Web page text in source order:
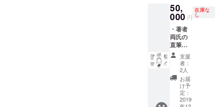
送する
予定で
す）。
前をク
レジッ
トいた
します
（掲載
順は、
順不同
となり
ます。
必ず備
考欄に
ご希望
のクレ
無二』
ととも
にお届
けいた
します
（うち1
部に著
者両氏
のサイ
ンをい
たしま
す。為
書きの
お礼状
を複写
書籍と
なった
『巧拙
無二』
ととも
にお届
けいた
します
（うち1
部に著
ク
ショー
ご招待
チケッ
ト1枚
・土田
昇氏製
作切出
小刀1本
著者
ふたり
が感謝
の意を
50,
000 円
在庫な
し
・著者
両氏の
直筆お
礼状 ・
巻末お
名前ク
レジッ
ト ・書
籍5部
・著者
支援
者：
2人
お届
け予
定：
2019